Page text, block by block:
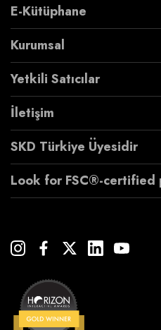
E-Kütüphane
Kurumsal
Yetkili Satıcılar
İletişim
SKD Türkiye Üyesidir
Look for FSC®-certified